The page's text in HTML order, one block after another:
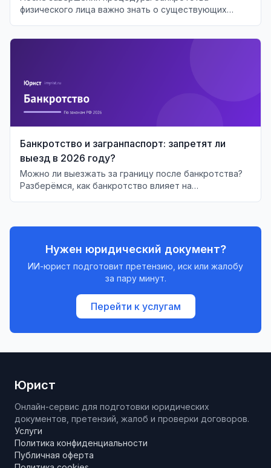
физического лица важно знать о существующих
Банкротство и загранпаспорт: запретят ли
выезд в 2026 году?
Можно ли выезжать за границу после банкротства?
Разберёмся, как банкротство влияет на
Нужен юридический документ?
ИИ-юрист подготовит претензию, иск или жалобу
за пару минут.
Перейти к услугам
Юрист
Онлайн-сервис для подготовки юридических
документов, претензий, жалоб и проверки договоров.
Услуги
Политика конфиденциальности
Публичная оферта